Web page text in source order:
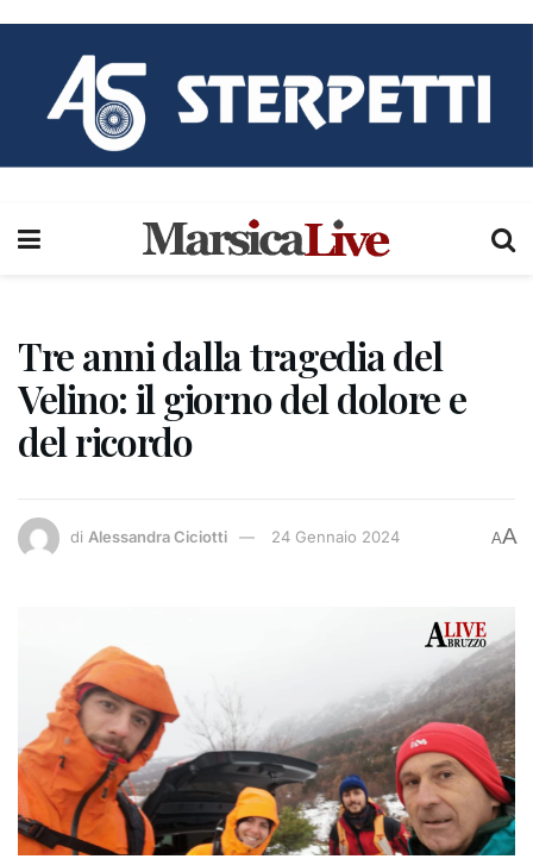
Tre anni dalla tragedia del
Velino: il giorno del dolore e
del ricordo
di Alessandra Ciciotti 24 Gennaio 2024 AA